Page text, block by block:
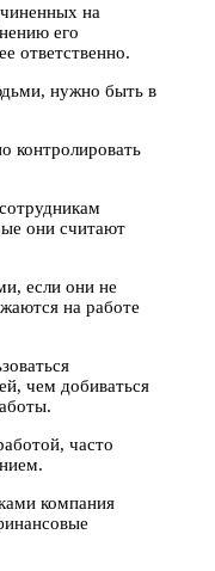
на
его
ответственно.
нужно быть в
контролировать
они считают
если они не
на работе
чем добиваться
часто
компания